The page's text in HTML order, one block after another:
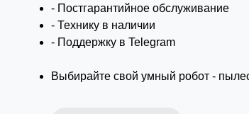
- Постгарантийное обслуживание
- Технику в наличии
- Поддержку в Telegram
Выбирайте свой умный робот -